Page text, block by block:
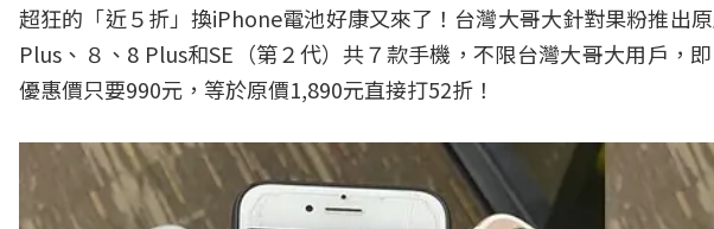
超狂的「近５折」換iPhone電池好康又來了！台灣大哥大針對果粉推出
Plus、８、8 Plus和SE（第２代）共７款手機，不限台灣大哥大用戶，
優惠價只要990元，等於原價1,890元直接打52折！